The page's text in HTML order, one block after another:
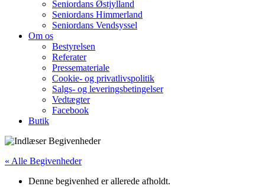
Seniordans Østjylland
Seniordans Himmerland
Seniordans Vendsyssel
Om os
Bestyrelsen
Referater
Pressemateriale
Cookie- og privatlivspolitik
Salgs- og leveringsbetingelser
Vedtægter
Facebook
Butik
« Alle Begivenheder
Denne begivenhed er allerede afholdt.